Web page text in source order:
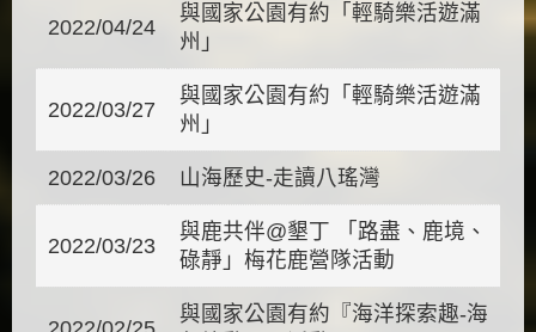
2022/04/24
與國家公園有約「輕騎樂活遊滿
州」
2022/03/27
與國家公園有約「輕騎樂活遊滿
州」
2022/03/26 山海歷史-走讀八瑤灣
2022/03/23
與鹿共伴@墾丁 「路盡、鹿境、
碌靜」梅花鹿營隊活動
與國家公園有約『海洋探索趣-海